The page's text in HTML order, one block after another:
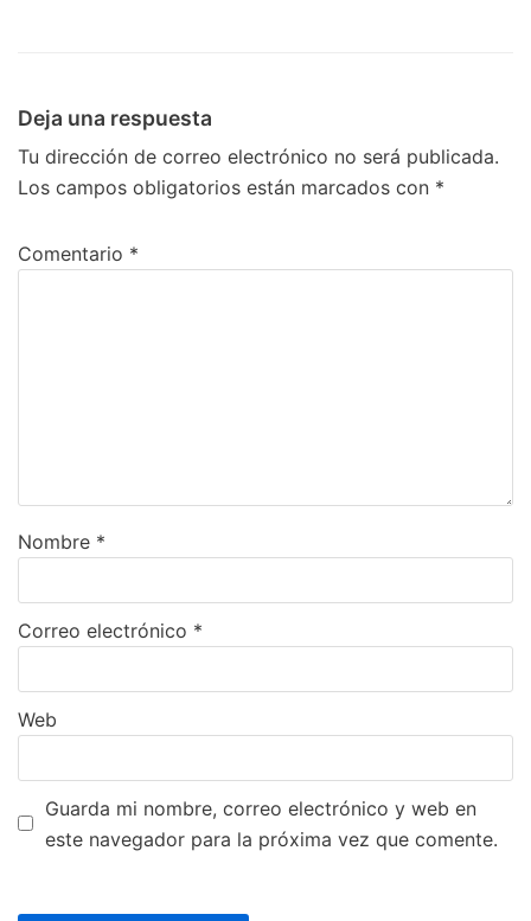
Deja una respuesta
Tu dirección de correo electrónico no será publicada.
Los campos obligatorios están marcados con *
Comentario *
Nombre *
Correo electrónico *
Web
Guarda mi nombre, correo electrónico y web en
este navegador para la próxima vez que comente.